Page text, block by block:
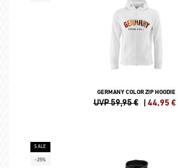
GERMANY COLOR ZIP HOODIE
UVP 59,95 € | 44,95 €
SALE
-25%